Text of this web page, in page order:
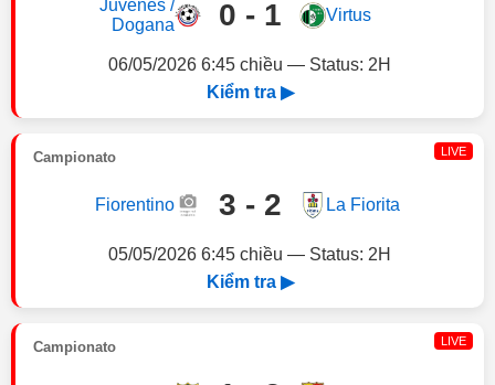
Juvenes /
Dogana
0 - 1 Virtus
06/05/2026 6:45 chiều — Status: 2H
Kiểm tra ▶
Campionato LIVE
Fiorentino 3 - 2 La Fiorita
05/05/2026 6:45 chiều — Status: 2H
Kiểm tra ▶
Campionato LIVE